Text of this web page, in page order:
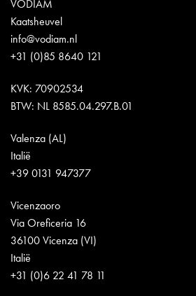
VODIAM
Kaatsheuvel
info@vodiam.nl
+31 (0)85 8640 121
KVK: 70902534
BTW: NL 8585.04.297.B.01
Valenza (AL)
Italië
+39 0131 947377
Vicenzaoro
Via Oreficeria 16
36100 Vicenza (VI)
Italië
+31 (0)6 22 41 78 11